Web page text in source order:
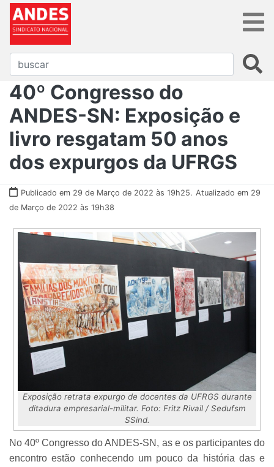
40º Congresso do
ANDES-SN: Exposição e
livro resgatam 50 anos
dos expurgos da UFRGS
Publicado em 29 de Março de 2022 às 19h25. Atualizado em 29
de Março de 2022 às 19h38
Exposição retrata expurgo de docentes da UFRGS durante
ditadura empresarial-militar. Foto: Fritz Rivail / Sedufsm
SSind.
No 40º Congresso do ANDES-SN, as e os participantes do
encontro estão conhecendo um pouco da história das e